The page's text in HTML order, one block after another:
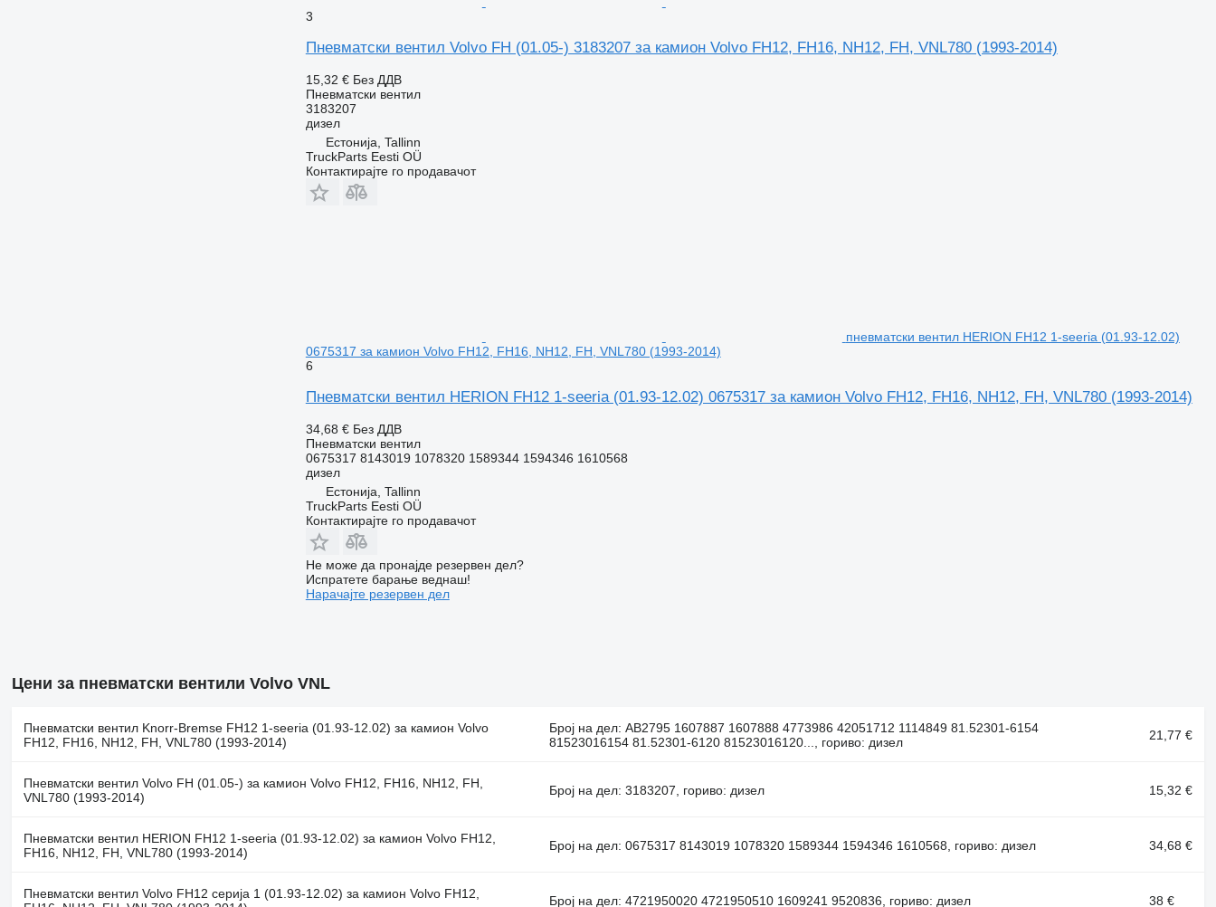
3
Пневматски вентил Volvo FH (01.05-) 3183207 за камион Volvo FH12, FH16, NH12, FH, VNL780 (1993-2014)
15,32 € Без ДДВ
Пневматски вентил
3183207
дизел
Естонија, Tallinn
TruckParts Eesti OÜ
Контактирајте го продавачот
пневматски вентил HERION FH12 1-seeria (01.93-12.02)
0675317 за камион Volvo FH12, FH16, NH12, FH, VNL780 (1993-2014)
6
Пневматски вентил HERION FH12 1-seeria (01.93-12.02) 0675317 за камион Volvo FH12, FH16, NH12, FH, VNL780 (1993-2014)
34,68 € Без ДДВ
Пневматски вентил
0675317 8143019 1078320 1589344 1594346 1610568
дизел
Естонија, Tallinn
TruckParts Eesti OÜ
Контактирајте го продавачот
Не може да пронајде резервен дел?
Испратете барање веднаш!
Нарачајте резервен дел
Цени за пневматски вентили Volvo VNL
Пневматски вентил Knorr-Bremse FH12 1-seeria (01.93-12.02) за камион Volvo
FH12, FH16, NH12, FH, VNL780 (1993-2014)
Број на дел: AB2795 1607887 1607888 4773986 42051712 1114849 81.52301-6154
81523016154 81.52301-6120 81523016120..., гориво: дизел
21,77 €
Пневматски вентил Volvo FH (01.05-) за камион Volvo FH12, FH16, NH12, FH,
VNL780 (1993-2014)
Број на дел: 3183207, гориво: дизел 15,32 €
Пневматски вентил HERION FH12 1-seeria (01.93-12.02) за камион Volvo FH12,
FH16, NH12, FH, VNL780 (1993-2014)
Број на дел: 0675317 8143019 1078320 1589344 1594346 1610568, гориво: дизел 34,68 €
Пневматски вентил Volvo FH12 серија 1 (01.93-12.02) за камион Volvo FH12,
Број на дел: 4721950020 4721950510 1609241 9520836, гориво: дизел 38 €